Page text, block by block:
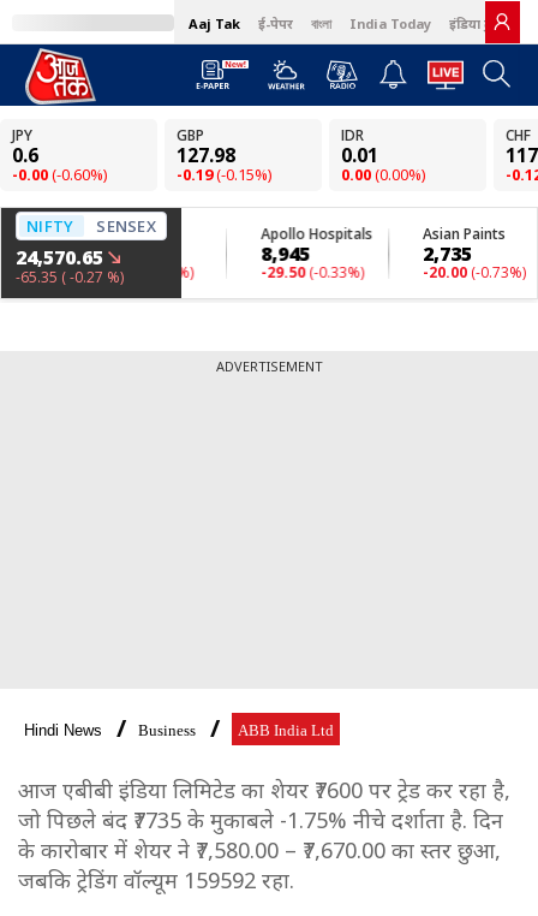
Aaj Tak ई-पेपर বাংলা India Today इंडिया टुडे हिंदी
ADVERTISEMENT
Hindi News Business ABB India Ltd
आज एबीबी इंडिया लिमिटेड का शेयर ₹7600 पर ट्रेड कर रहा है,
जो पिछले बंद ₹7735 के मुकाबले -1.75% नीचे दर्शाता है. दिन
के कारोबार में शेयर ने ₹7,580.00 – ₹7,670.00 का स्तर छुआ,
जबकि ट्रेडिंग वॉल्यूम 159592 रहा.